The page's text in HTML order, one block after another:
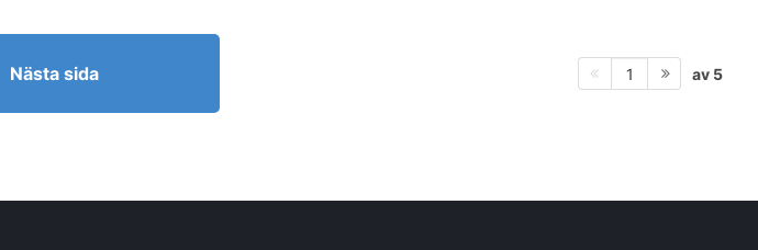
Nästa sida 1 av 5